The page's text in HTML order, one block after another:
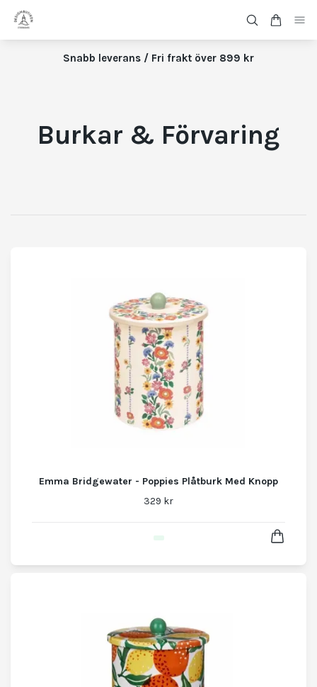
Snabb leverans / Fri frakt över 899 kr
Burkar & Förvaring
Emma Bridgewater - Poppies Plåtburk Med Knopp
329 kr